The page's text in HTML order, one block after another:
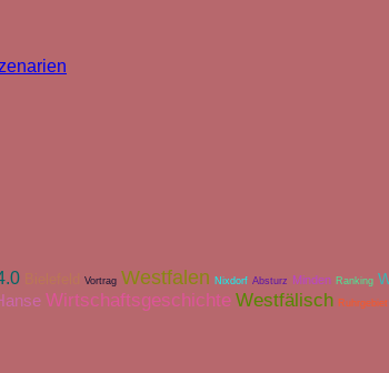
Bielefeld Vortrag Westfalen Nixdorf Absturz Minden Ranking
Wirtschaftsgeschichte Westfälisch Ruhrgebiet